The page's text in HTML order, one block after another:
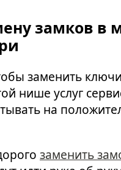
замков в
заменить
нише услуг
на
заменить